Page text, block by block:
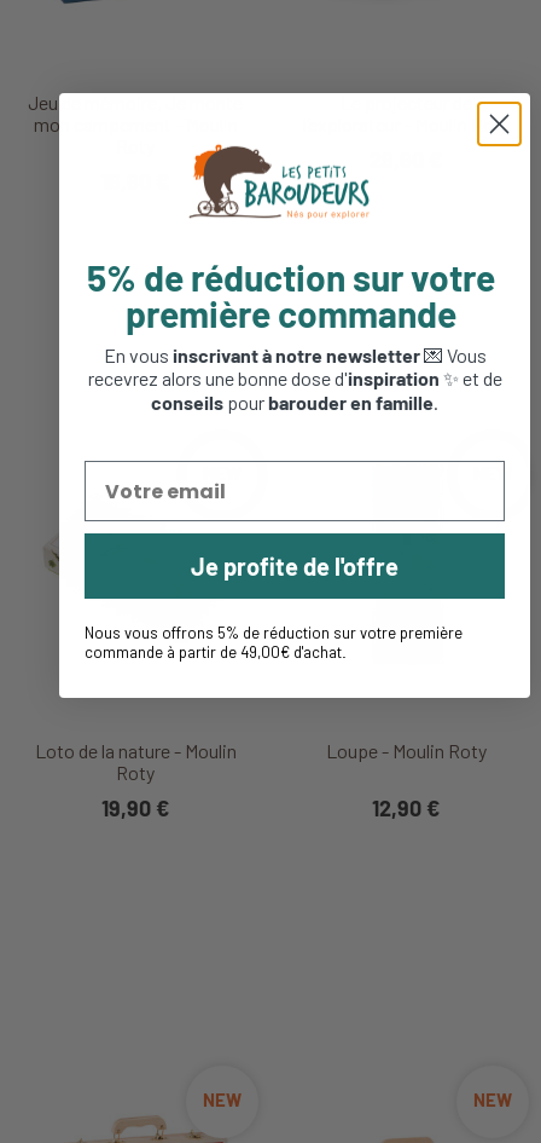
Jeu de mémoire, Je monte
mon campement - Moulin
l’explorateur - Moulin Roty
Loto de la nature - Moulin
Roty
19,90 €
Loupe - Moulin Roty
12,90 €
NEW NEW
5% de réduction sur votre
première commande
En vous inscrivant à notre newsletter💌 Vous
recevrez alors une bonne dose d'inspiration ✨ et de
conseils pourbarouder en famille.
Je profite de l'offre
Nous vous offrons 5% de réduction sur votre première
commande à partir de 49,00€ d'achat.